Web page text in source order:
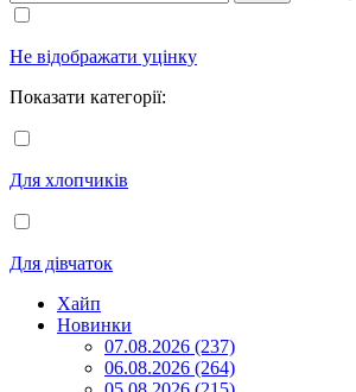
Не відображати уцінку
Показати категорії:
Для хлопчиків
Для дівчаток
Хайп
Новинки
07.08.2026 (237)
06.08.2026 (264)